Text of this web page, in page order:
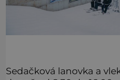
Sedačková lanovka a